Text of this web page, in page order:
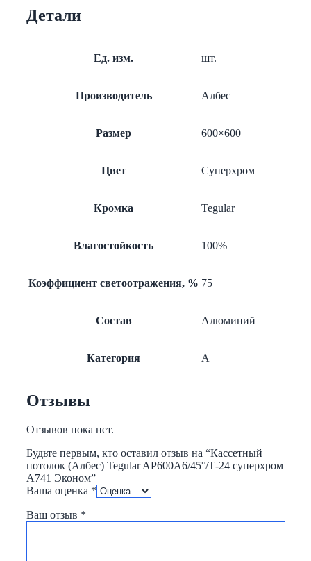
Т-24
Детали
Ед. изм. шт.
Производитель Албес
Размер 600×600
Цвет Суперхром
Кромка Tegular
Влагостойкость 100%
Коэффициент светоотражения, % 75
Состав Алюминий
Категория A
Отзывы
Отзывов пока нет.
Будьте первым, кто оставил отзыв на “Кассетный
потолок (Албес) Tegular AP600A6/45°/Т-24 суперхром
А741 Эконом”
Ваша оценка *
Ваш отзыв *